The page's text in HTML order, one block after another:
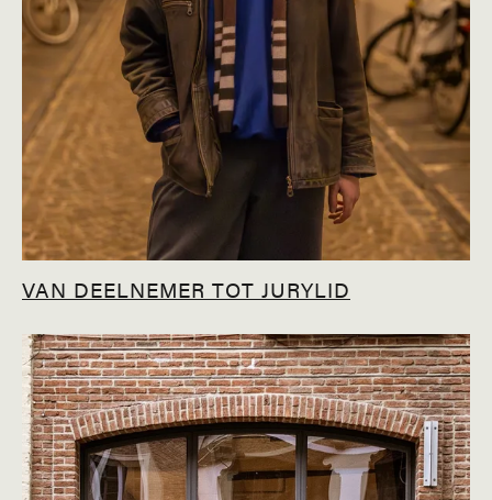
VAN DEELNEMER TOT JURYLID